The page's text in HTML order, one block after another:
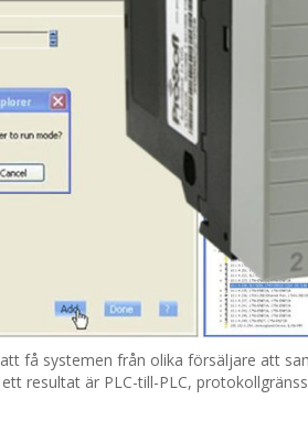
få systemen från olika försäljare att
resultat är PLC-till-PLC,